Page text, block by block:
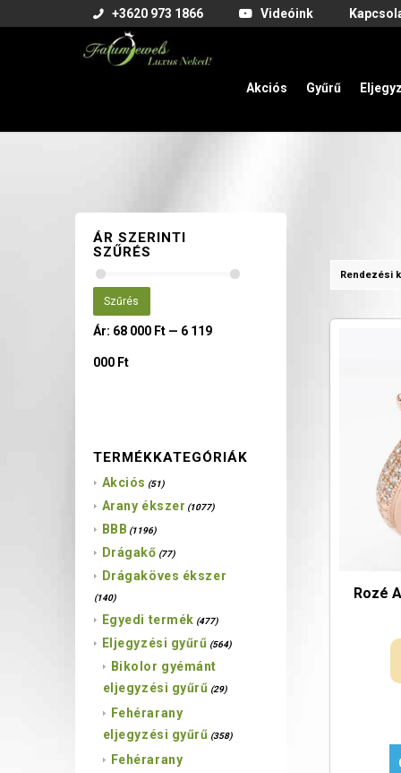
+3620 973 1866 Videóink
Akciós Gyűrű
Rendezési
Rozé
ÁR SZERINTI
SZŰRÉS
Szűrés
Ár: 68 000 Ft— 6 119
000 Ft
TERMÉKKATEGÓRIÁK
Akciós (51)
Arany ékszer (1077)
BBB (1196)
Drágakő (77)
Drágaköves ékszer
(140)
Egyedi termék (477)
Eljegyzési gyűrű (564)
Bikolor gyémánt
eljegyzési gyűrű (29)
Fehérarany
eljegyzési gyűrű (358)
Fehérarany